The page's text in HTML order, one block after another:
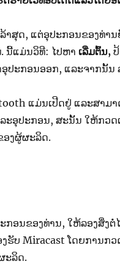
ສຸດ, ແຕ່ອຸປະກອນຂອງທ່ານ
ນີ້​ແມ່ນ​ວິທີ: ໄປຫາ ເລີ່​ມຕົ້ນ,ປ້
ອຸປະກອນອອກ, ແລະຈາກນັ້ນ
ແມ່ນເປີດຢູ່ ແລະສາມ
ະອຸປະກອນ, ສະນັ້ນ ໃຫ້ກວດ
ອງຜູ້ຜະລິດ.
ອນຂອງທ່ານ, ໃຫ້ລອງສິ່ງ​ຕໍ່​
ຮັບ Miracast ​ໂດຍ​ການກວ
ະລິດ.